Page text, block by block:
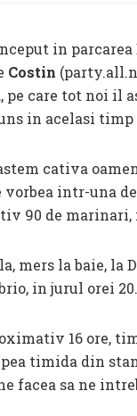
in
Costin
, pe care tot noi il
in acelasi
cativa
vorbea intr-una
90 de
mers la baie, la
in jurul orei
16 ore,
timida din
facea sa ne